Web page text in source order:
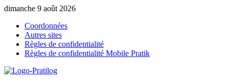
dimanche 9 août 2026
Coordonnées
Autres sites
Règles de confidentialité
Règles de confidentialité Mobile Pratik